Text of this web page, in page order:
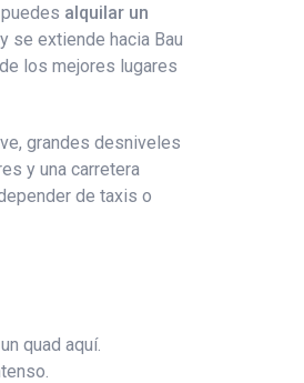
alquilar un
se extiende hacia Bau
los mejores lugares
grandes desniveles
y una carretera
de taxis o
quad aquí.